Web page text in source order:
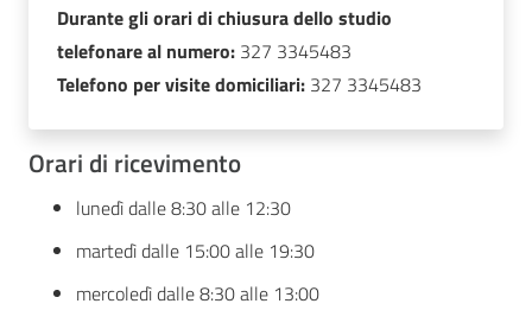
Durante gli orari di chiusura dello studio
telefonare al numero: 327 3345483
Telefono per visite domiciliari: 327 3345483
Orari di ricevimento
lunedì dalle 8:30 alle 12:30
martedì dalle 15:00 alle 19:30
mercoledì dalle 8:30 alle 13:00